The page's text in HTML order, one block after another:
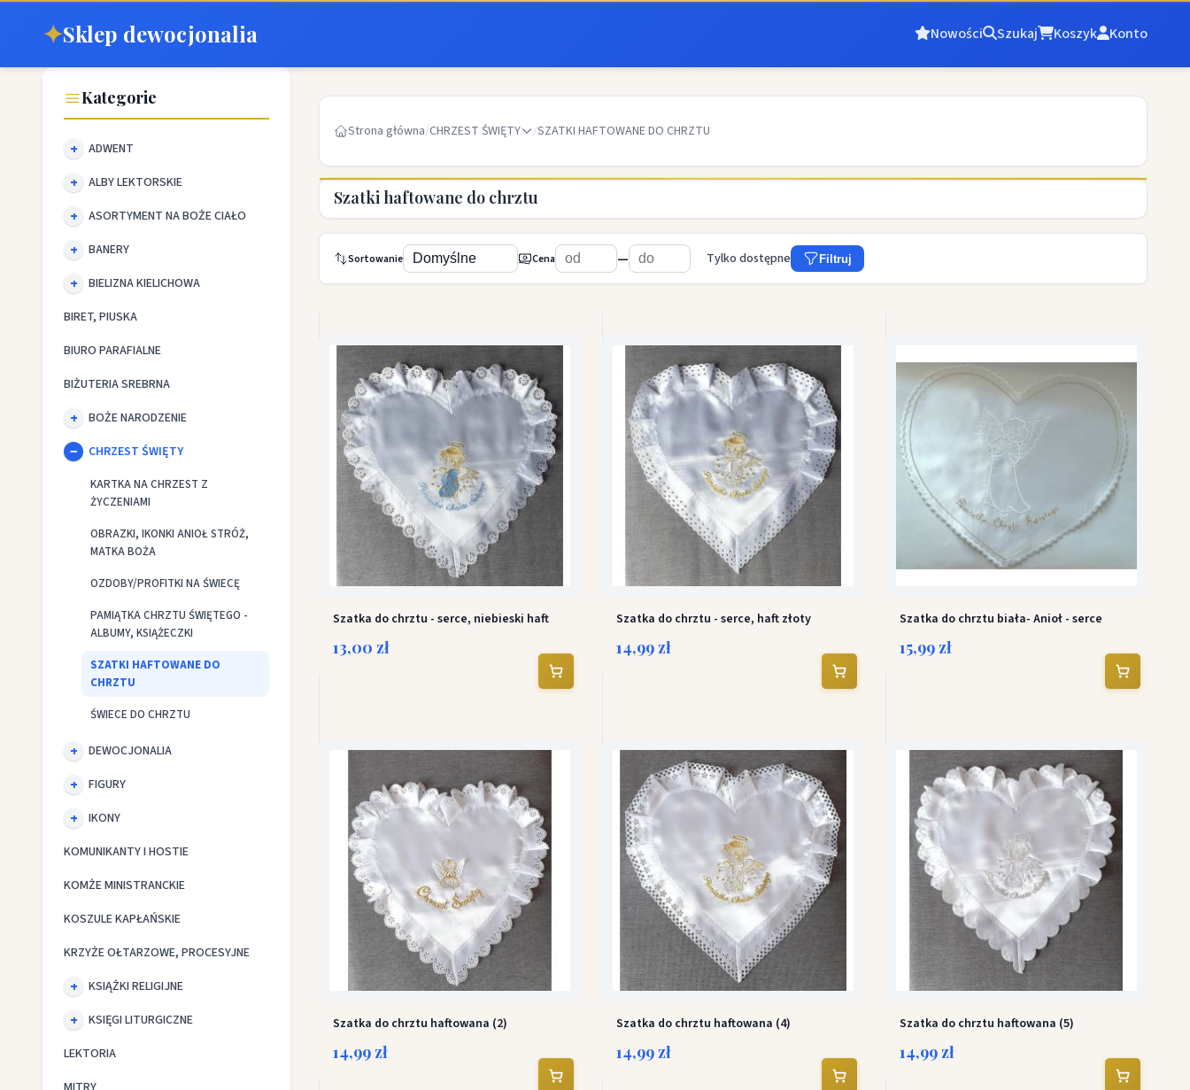
✦Sklep dewocjonalia Nowości Szukaj Koszyk Konto
Kategorie
ADWENT
ALBY LEKTORSKIE
ASORTYMENT NA BOŻE CIAŁO
BANERY
BIELIZNA KIELICHOWA
BIRET, PIUSKA
BIURO PARAFIALNE
BIŻUTERIA SREBRNA
BOŻE NARODZENIE
CHRZEST ŚWIĘTY
KARTKA NA CHRZEST Z
ŻYCZENIAMI
OBRAZKI, IKONKI ANIOŁ STRÓŻ,
MATKA BOŻA
OZDOBY/PROFITKI NA ŚWIECĘ
PAMIĄTKA CHRZTU ŚWIĘTEGO -
ALBUMY, KSIĄŻECZKI
SZATKI HAFTOWANE DO
CHRZTU
ŚWIECE DO CHRZTU
DEWOCJONALIA
FIGURY
IKONY
KOMUNIKANTY I HOSTIE
KOMŻE MINISTRANCKIE
KOSZULE KAPŁAŃSKIE
KRZYŻE OŁTARZOWE, PROCESYJNE
KSIĄŻKI RELIGIJNE
KSIĘGI LITURGICZNE
LEKTORIA
Strona główna/CHRZEST ŚWIĘTY /SZATKI HAFTOWANE DO CHRZTU
Szatki haftowane do chrztu
Sortowanie Cena — Tylko dostępne Filtruj
Szatka do chrztu - serce, niebieski haft
13,00 zł
Szatka do chrztu - serce, haft złoty
14,99 zł
Szatka do chrztu biała- Anioł - serce
15,99 zł
Szatka do chrztu haftowana (2)
14,99 zł
Szatka do chrztu haftowana (4)
14,99 zł
Szatka do chrztu haftowana (5)
14,99 zł